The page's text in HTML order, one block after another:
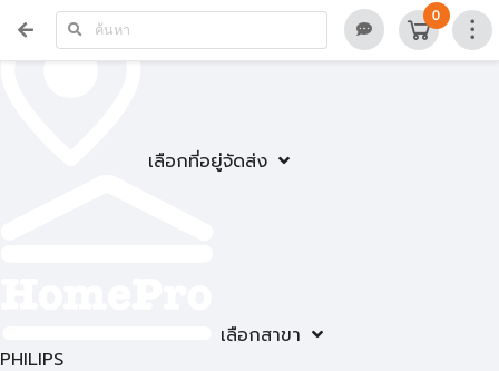
เลือกที่อยู่จัดส่ง
เลือกสาขา
0
PHILIPS